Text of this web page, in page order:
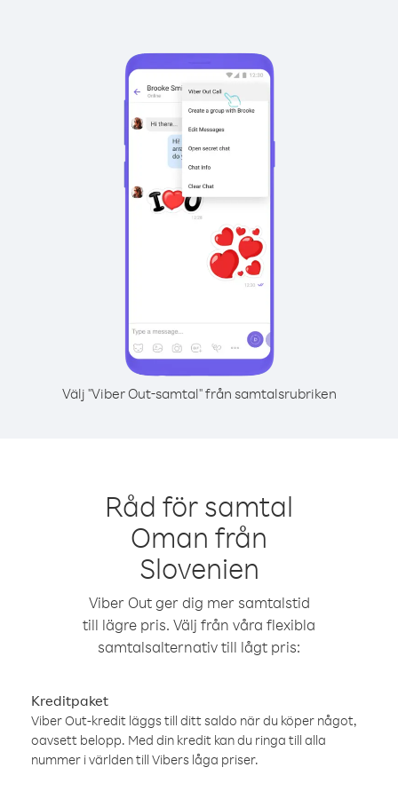
Välj "Viber Out-samtal" från samtalsrubriken
Råd för samtal
Oman från
Slovenien
Viber Out ger dig mer samtalstid
till lägre pris. Välj från våra flexibla
samtalsalternativ till lågt pris:
Kreditpaket
Viber Out-kredit läggs till ditt saldo när du köper något,
oavsett belopp. Med din kredit kan du ringa till alla
nummer i världen till Vibers låga priser.